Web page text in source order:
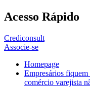
Acesso Rápido
Crediconsult
Associe-se
Homepage
Empresários
comércio varejista